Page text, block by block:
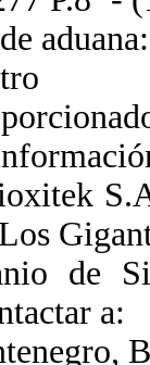
aduana:
de
a: